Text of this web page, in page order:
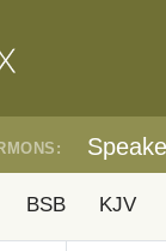
BSB KJV